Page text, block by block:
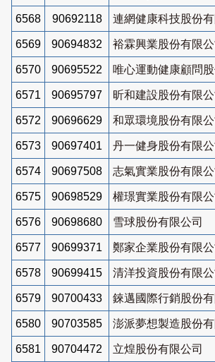
6568 90692118 連網健康科技股份有
6569 90694832 裕霖興業股份有限公
6570 90695522 唯心運動健康顧問
6571 90695797 昕和建設股份有限公
6572 90696629 和眾環境股份有限公
6573 90697401 丹一健身股份有限公
6574 90697508 志氣實業股份有限公
6575 90698529 權璟實業股份有限公
6576 90698680 雪球股份有限公司
6577 90699371 鄭家企業股份有限公
6578 90699415 清洋投資股份有限公
6579 90700433 錸邁國際行銷股份有
6580 90703585 澎派夢想製造股份有
6581 90704472 立煌股份有限公司